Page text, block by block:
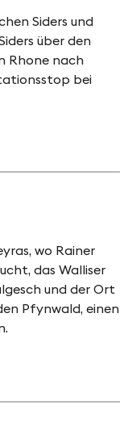
Siders und
über den
Rhone nach
bei
wo Rainer
das Walliser
und der Ort
Pfynwald, einen